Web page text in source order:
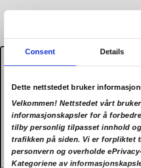
Consent Details
Dette nettstedet bruker
Velkommen! Nettstedet vårt bruker
informasjonskapsler for å
tilby personlig tilpasset innhold
trafikken på siden. Vi er forpliktet
personvern og overholde
Kategoriene av
It appears that you
in US and due to
Regulations the
no.lilibet27.com
accept gambling
country.